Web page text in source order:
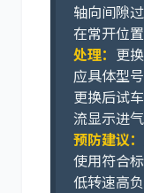
轴向间隙
在常开位
处理： 更
应具体型
更换后试
流显示进
预防建议：
使用符合
低转速高负